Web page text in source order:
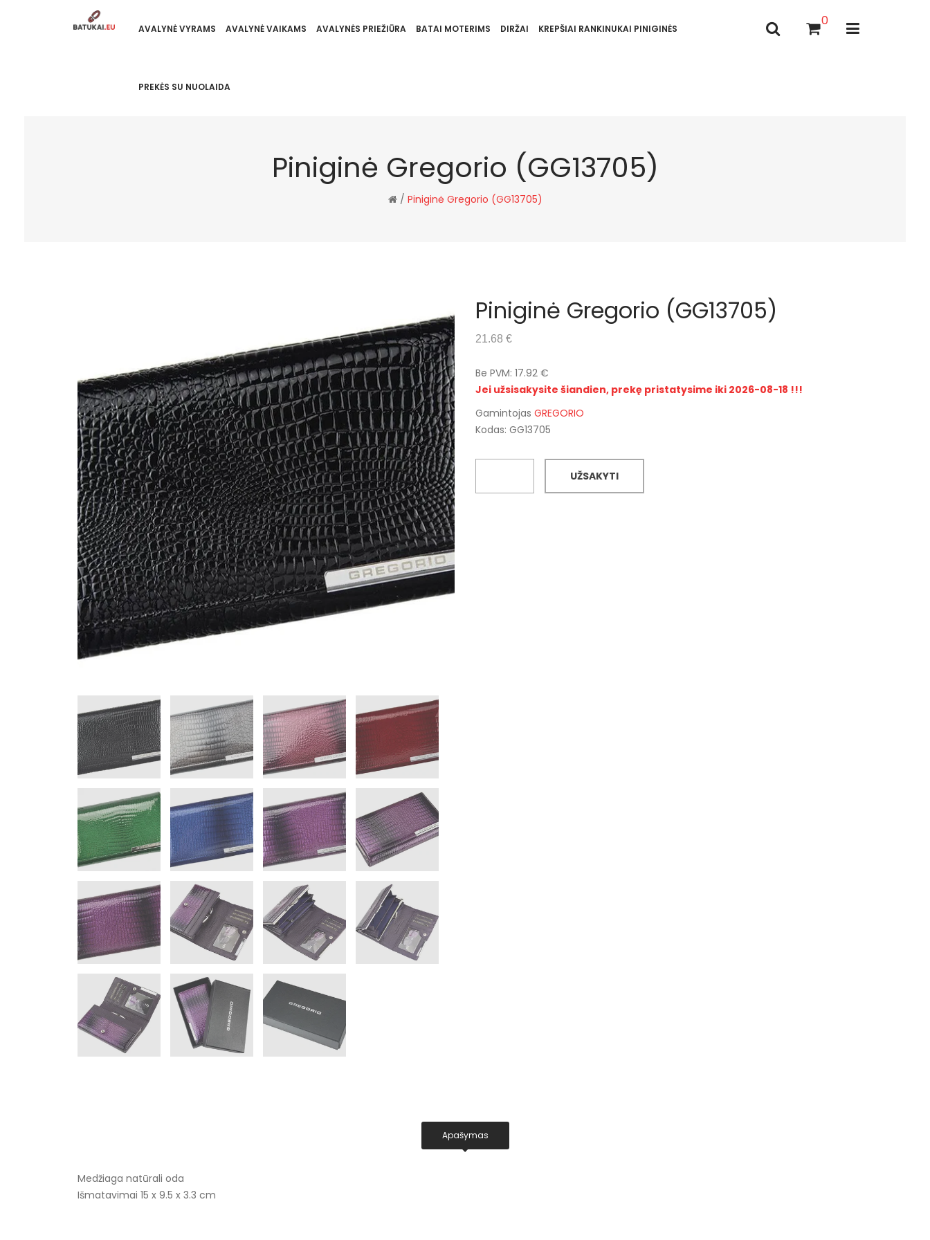
AVALYNĖ VYRAMS AVALYNĖ VAIKAMS AVALYNĖS PRIEŽIŪRA BATAI MOTERIMS DIRŽAI KREPŠIAI RANKINUKAI PINIGINĖS
PREKĖS SU NUOLAIDA
0
Piniginė Gregorio (GG13705)
/ Piniginė Gregorio (GG13705)
Piniginė Gregorio (GG13705)
21.68 €
Be PVM: 17.92 €
Jei užsisakysite šiandien, prekę pristatysime iki 2026-08-18 !!!
Gamintojas GREGORIO
Kodas: GG13705
UŽSAKYTI
Apašymas
Medžiaga natūrali oda
Išmatavimai 15 x 9.5 x 3.3 cm